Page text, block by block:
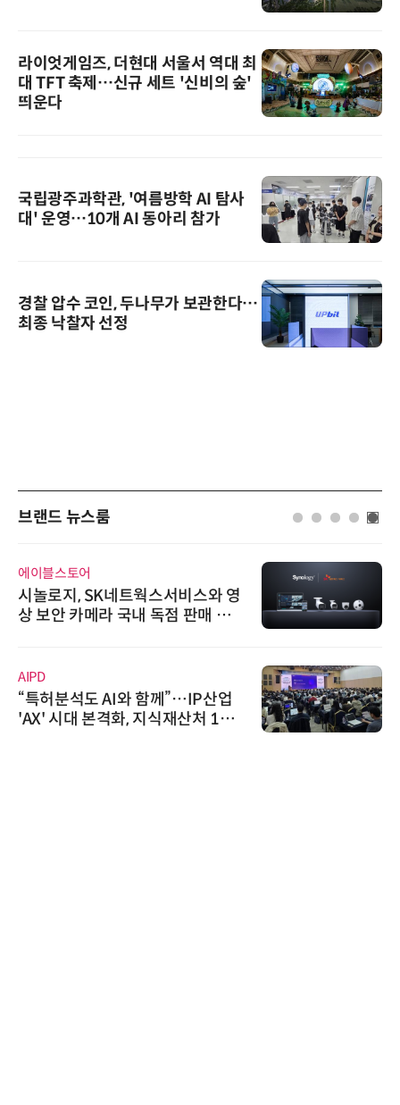
라이엇게임즈, 더현대 서울서 역대 최
대 TFT 축제…신규 세트 '신비의 숲'
띄운다
국립광주과학관, '여름방학 AI 탐사
대' 운영…10개 AI 동아리 참가
경찰 압수 코인, 두나무가 보관한다…
최종 낙찰자 선정
브랜드 뉴스룸
에이블스토어
시놀로지, SK네트웍스서비스와 영
상 보안 카메라 국내 독점 판매 파
AIPD
“특허분석도 AI와 함께”…IP산업
'AX' 시대 본격화, 지식재산처 1호